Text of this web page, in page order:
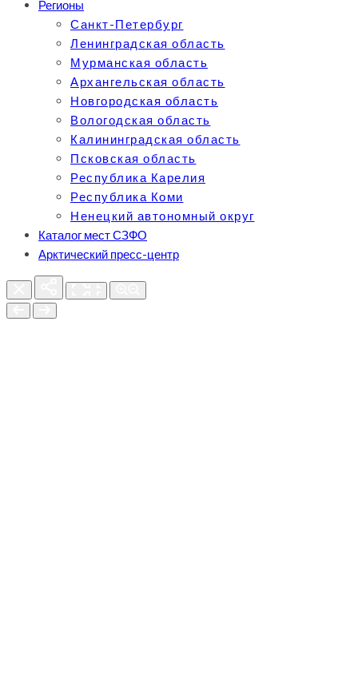
Регионы
Санкт-Петербург
Ленинградская область
Мурманская область
Архангельская область
Новгородская область
Вологодская область
Калининградская область
Псковская область
Республика Карелия
Республика Коми
Ненецкий автономный округ
Каталог мест СЗФО
Арктический пресс-центр